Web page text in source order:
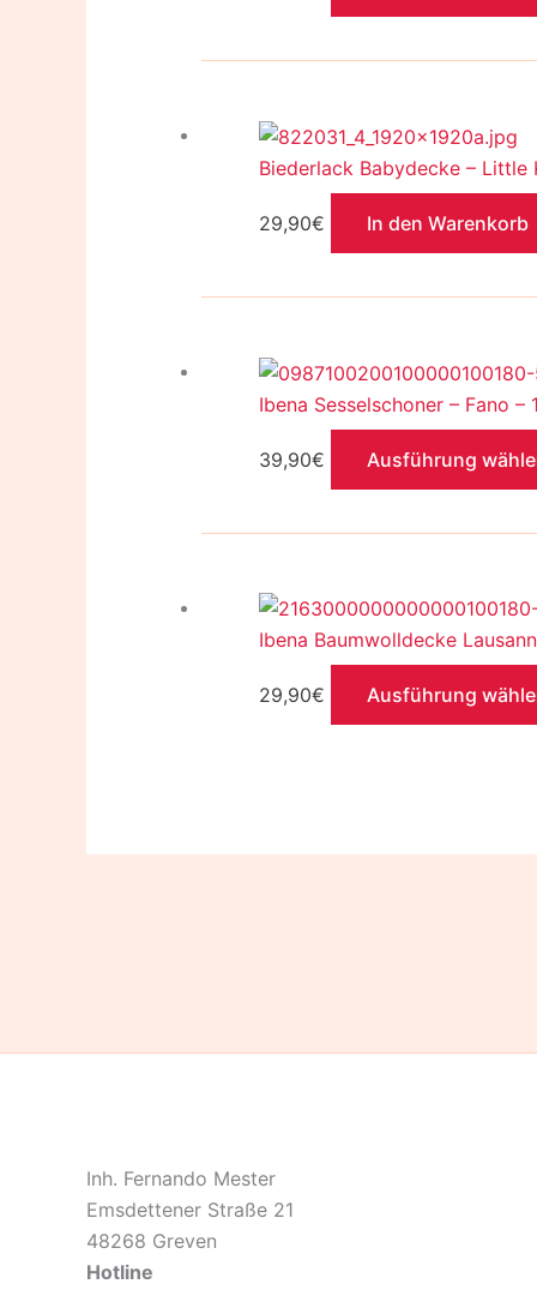
Biederlack Babydecke – Little
29,90€ In den Warenkorb
Ibena Sesselschoner – Fano
39,90€ Ausführung
Ibena Baumwolldecke
29,90€ Ausführung
Inh. Fernando Mester
Emsdettener Straße 21
48268 Greven
Hotline